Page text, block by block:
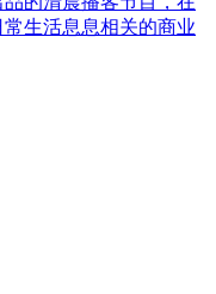
生活息息相关的商业